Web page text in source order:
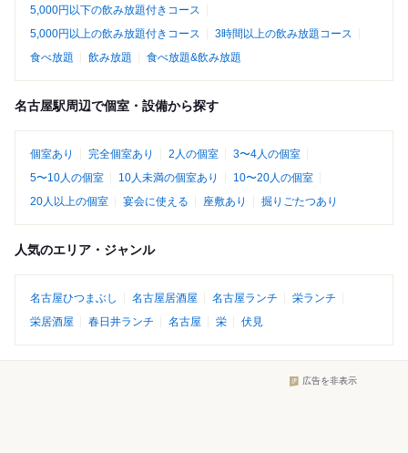
5,000円以下の飲み放題付きコース
5,000円以上の飲み放題付きコース
3時間以上の飲み放題コース
食べ放題
飲み放題 食べ放題&飲み放題
名古屋駅周辺で個室・設備から探す
個室あり 完全個室あり 2人の個室
3〜4人の個室
5〜10人の個室
10人未満の個室あり
10〜20人の個室
20人以上の個室
宴会に使える 座敷あり 掘りごたつあり
人気のエリア・ジャンル
名古屋ひつまぶし 名古屋居酒屋 名古屋ランチ
栄ランチ
栄居酒屋
春日井ランチ 名古屋 栄 伏見
広告を非表示